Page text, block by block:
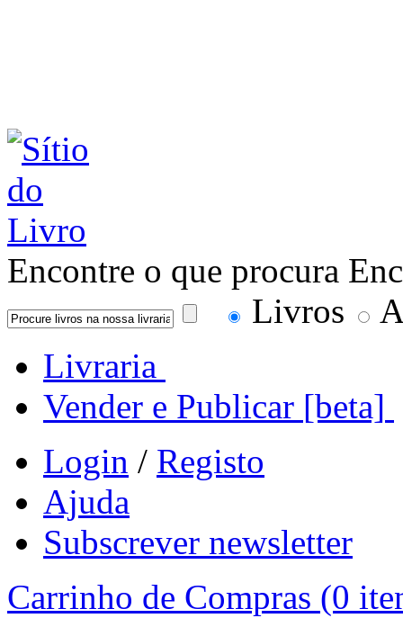
Encontre o que procura
Livros
Livraria
Vender e Publicar [beta]
Login / Registo
Ajuda
Subscrever newsletter
Carrinho de Compras (0